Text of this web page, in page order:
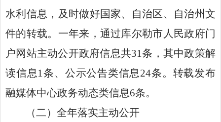
水利 信息，及时做好国家、自治区、自治州文
件的转载。一年来，通过库尔勒市人民政府门
户网站主动公开政府信息共31条，其中政策解
读信息1 条、公示公告类信息24条。转载发布
融媒体中心政务动态类信息6条。
（二）全年落实主动公开